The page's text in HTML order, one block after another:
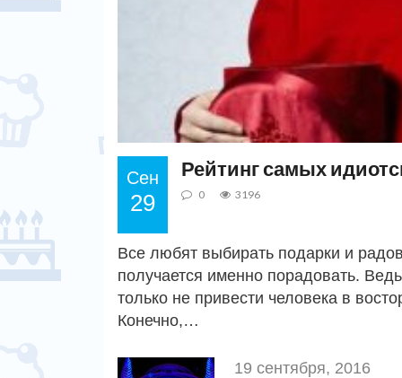
Сен
29
Рейтинг самых
0 3196
Все любят выбирать подарки и
получается именно порадовать.
только не привести человека в
Конечно,…
19 сентября, 2016